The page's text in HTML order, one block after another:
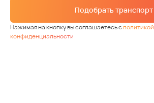
Подобрать транспорт
Нажимая на кнопку вы соглашаетесь сполитикой
конфиденциальности